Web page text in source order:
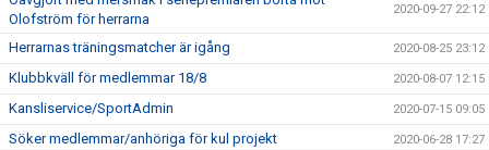
Olofström för herrarna
2020-09-27 22:12
Herrarnas träningsmatcher är igång 2020-08-25 23:12
Klubbkväll för medlemmar 18/8 2020-08-07 12:15
Kansliservice/SportAdmin 2020-07-15 09:05
Söker medlemmar/anhöriga för kul projekt 2020-06-28 17:27